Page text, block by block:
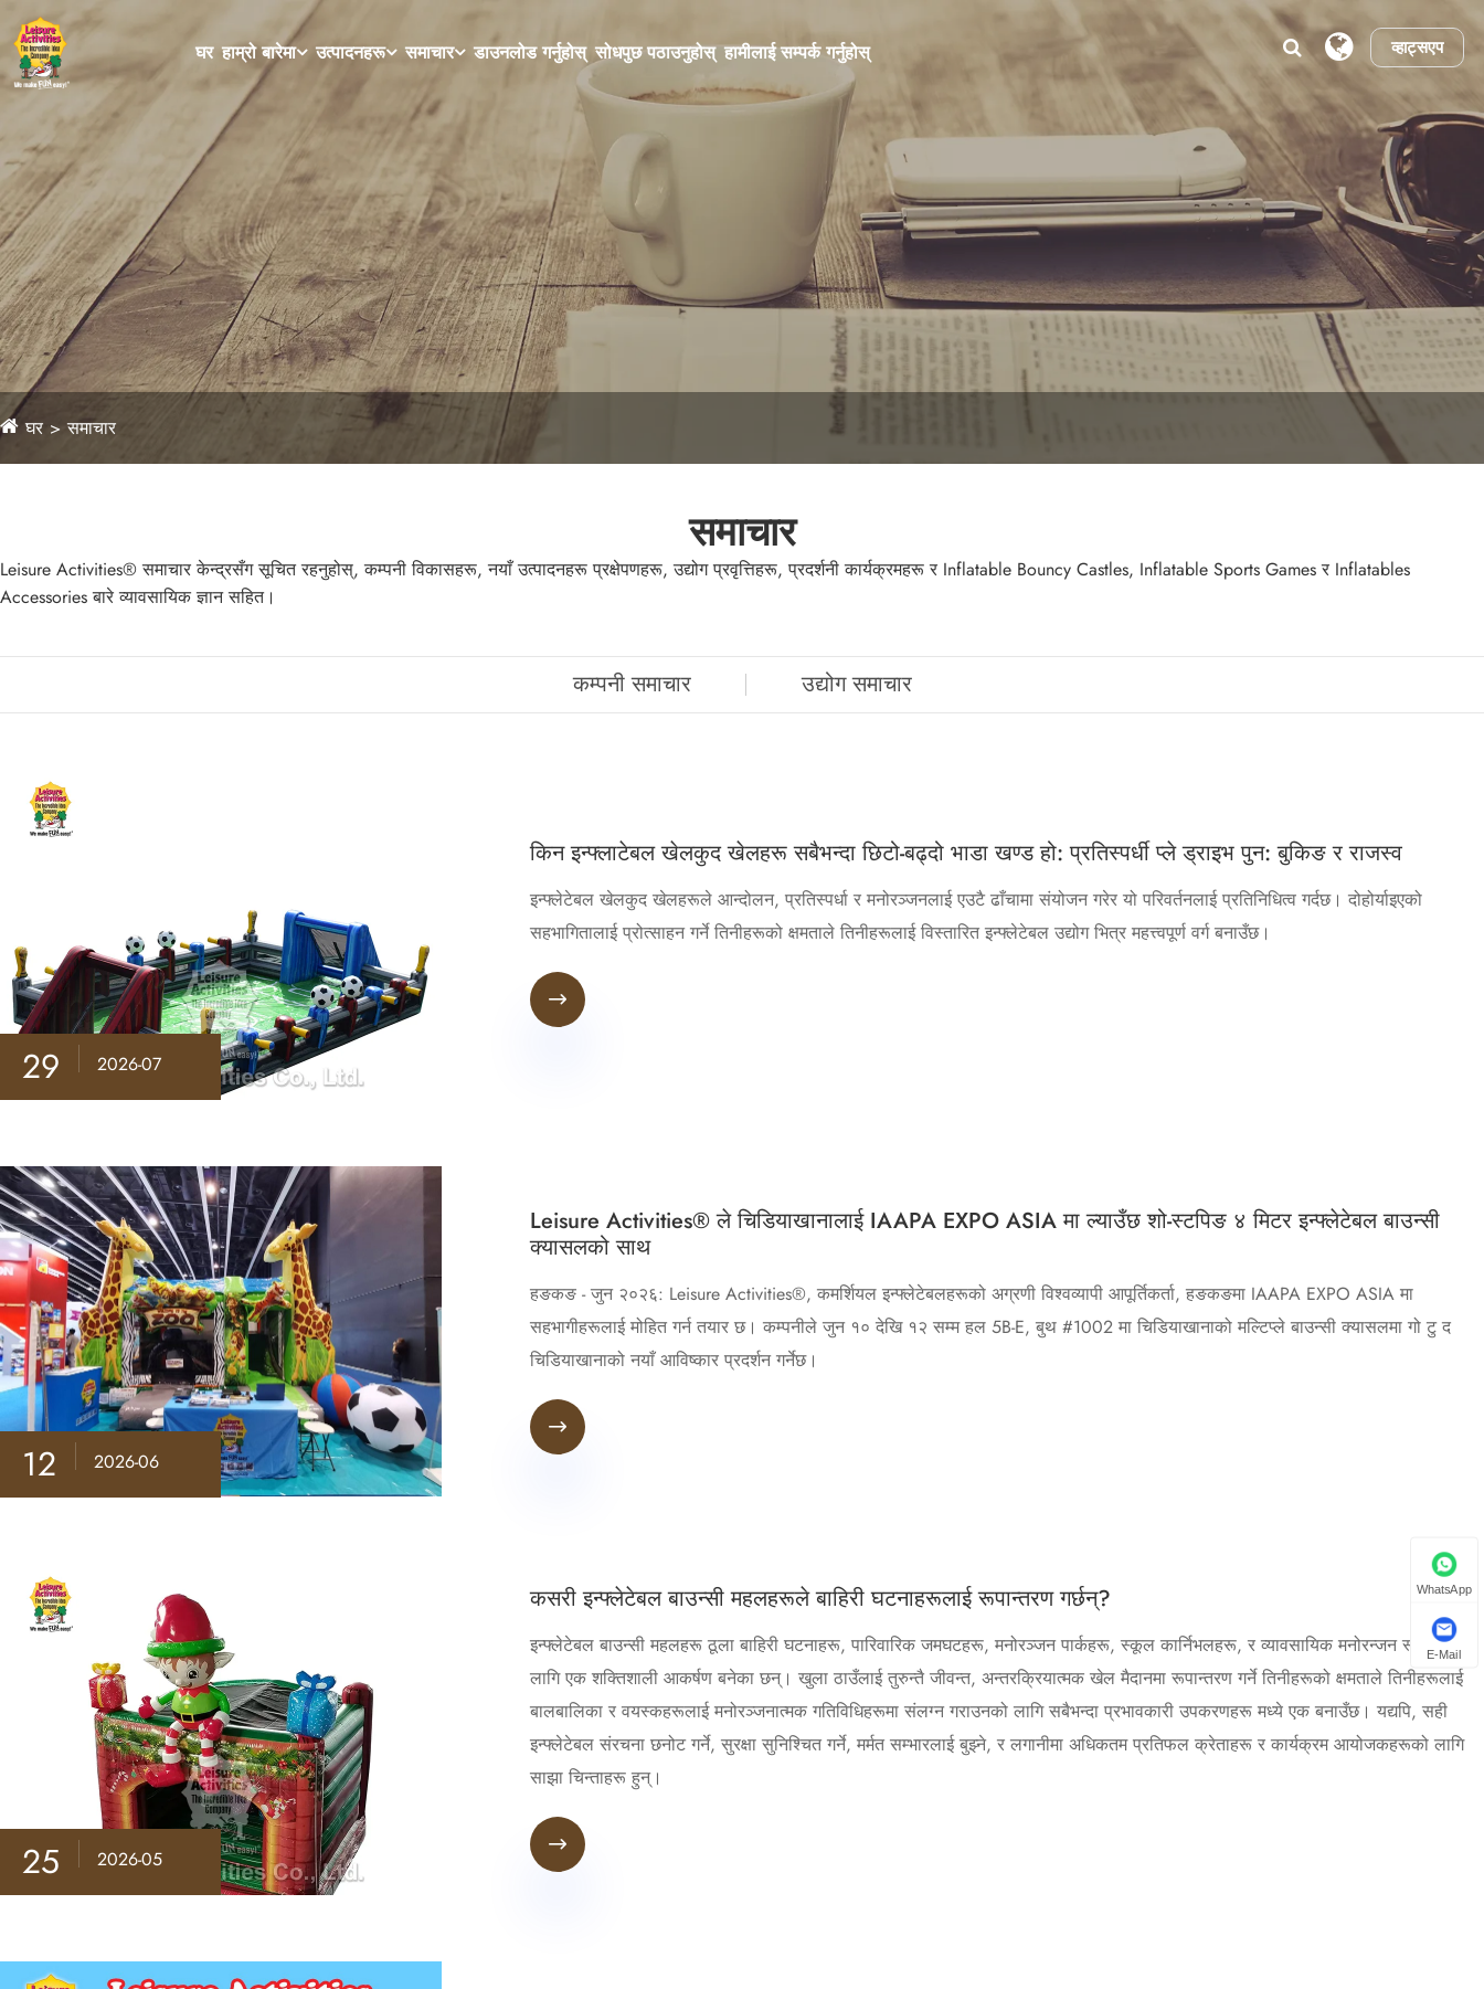
व्हाट्सएप
घर हाम्रो बारेमा उत्पादनहरू समाचार डाउनलोड गर्नुहोस् सोधपुछ पठाउनुहोस् हामीलाई सम्पर्क गर्नुहोस्
घर समाचार
समाचार
Leisure Activities® समाचार केन्द्रसँग सूचित रहनुहोस्, कम्पनी विकासहरू, नयाँ उत्पादनहरू प्रक्षेपणहरू, उद्योग प्रवृत्तिहरू, प्रदर्शनी कार्यक्रमहरू र Inflatable Bouncy Castles, Inflatable Sports Games र Inflatables
Accessories बारे व्यावसायिक ज्ञान सहित।
कम्पनी समाचार उद्योग समाचार
29 2026-07
किन इन्फ्लाटेबल खेलकुद खेलहरू सबैभन्दा छिटो-बढ्दो भाडा खण्ड हो: प्रतिस्पर्धी प्ले ड्राइभ पुन: बुकिङ र राजस्व
इन्फ्लेटेबल खेलकुद खेलहरूले आन्दोलन, प्रतिस्पर्धा र मनोरञ्जनलाई एउटै ढाँचामा संयोजन गरेर यो परिवर्तनलाई प्रतिनिधित्व गर्दछ। दोहोर्याइएको
सहभागितालाई प्रोत्साहन गर्ने तिनीहरूको क्षमताले तिनीहरूलाई विस्तारित इन्फ्लेटेबल उद्योग भित्र महत्त्वपूर्ण वर्ग बनाउँछ।

12 2026-06
Leisure Activities® ले चिडियाखानालाई IAAPA EXPO ASIA मा ल्याउँछ शो-स्टपिङ ४ मिटर इन्फ्लेटेबल बाउन्सी
क्यासलको साथ
हङकङ - जुन २०२६: Leisure Activities®, कमर्शियल इन्फ्लेटेबलहरूको अग्रणी विश्वव्यापी आपूर्तिकर्ता, हङकङमा IAAPA EXPO ASIA मा
सहभागीहरूलाई मोहित गर्न तयार छ। कम्पनीले जुन १० देखि १२ सम्म हल 5B-E, बुथ #1002 मा चिडियाखानाको मल्टिप्ले बाउन्सी क्यासलमा गो टु द
चिडियाखानाको नयाँ आविष्कार प्रदर्शन गर्नेछ।

25 2026-05
कसरी इन्फ्लेटेबल बाउन्सी महलहरूले बाहिरी घटनाहरूलाई रूपान्तरण गर्छन्?
इन्फ्लेटेबल बाउन्सी महलहरू ठूला बाहिरी घटनाहरू, पारिवारिक जमघटहरू, मनोरञ्जन पार्कहरू, स्कूल कार्निभलहरू, र व्यावसायिक मनोरन्जन स्थलहरूको
लागि एक शक्तिशाली आकर्षण बनेका छन्। खुला ठाउँलाई तुरुन्तै जीवन्त, अन्तरक्रियात्मक खेल मैदानमा रूपान्तरण गर्ने तिनीहरूको क्षमताले तिनीहरूलाई
बालबालिका र वयस्कहरूलाई मनोरञ्जनात्मक गतिविधिहरूमा संलग्न गराउनको लागि सबैभन्दा प्रभावकारी उपकरणहरू मध्ये एक बनाउँछ। यद्यपि, सही
इन्फ्लेटेबल संरचना छनोट गर्ने, सुरक्षा सुनिश्चित गर्ने, मर्मत सम्भारलाई बुझ्ने, र लगानीमा अधिकतम प्रतिफल क्रेताहरू र कार्यक्रम आयोजकहरूको लागि
साझा चिन्ताहरू हुन्।

WhatsApp
E-Mail